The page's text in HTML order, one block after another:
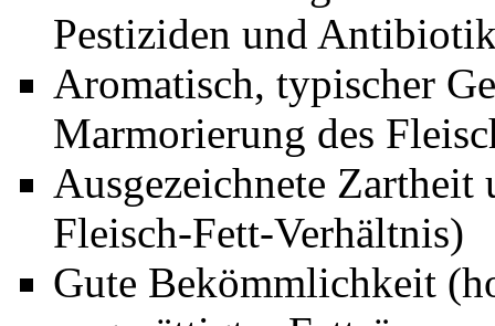
Pestiziden und
Aromatisch, typischer
Marmorierung des
Ausgezeichnete Zartheit
Fleisch-Fett-Verhältnis)
Gute Bekömmlichkeit